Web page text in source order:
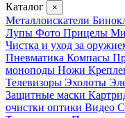
Каталог ×
Металлоискатели
Лупы Фото Прицелы
Чистка и уход за
Пневматика Компасы
моноподы Ножи
Телевизоры Эхолоты
Защитные маски
очистки оптики Видео